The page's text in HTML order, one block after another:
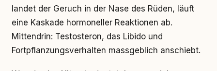
landet der Geruch in der Nase des Rüden, läuft
eine Kaskade hormoneller Reaktionen ab.
Mittendrin: Testosteron, das Libido und
Fortpflanzungsverhalten massgeblich anschiebt.